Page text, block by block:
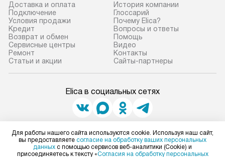
Доставка и оплата
Подключение
Условия продажи
Кредит
Возврат и обмен
Сервисные центры
Ремонт
Статьи и акции
История компании
Глоссарий
Почему Elica?
Вопросы и ответы
Помощь
Видео
Контакты
Сайты-партнеры
Elica в социальных сетях
Для физических лиц
shop@elicahome.ru
Для юридических лиц
Для работы нашего сайта используются cookie. Используя наш сайт,
вы предоставляете согласие на обработку ваших персональных
данных с помощью сервисов веб-аналитики (Cookie) и
присоединяетесь к тексту «Согласия на обработку персональных